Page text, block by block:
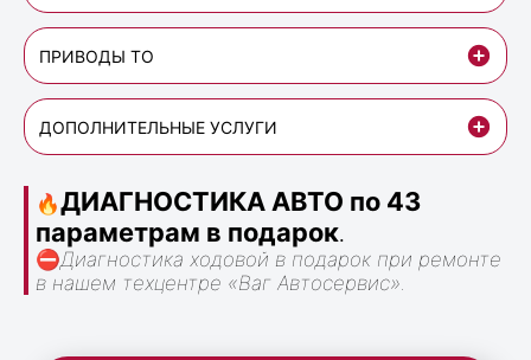
ПРИВОДЫ ТО
ДОПОЛНИТЕЛЬНЫЕ УСЛУГИ
🔥ДИАГНОСТИКА АВТО по 43
параметрам в подарок.
⛔Диагностика ходовой в подарок при ремонте
в нашем техцентре «Ваг Автосервис».